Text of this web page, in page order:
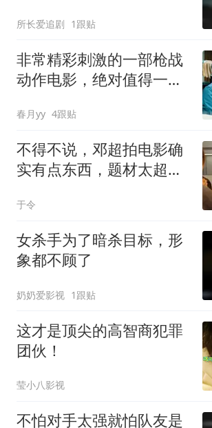
所长爱追剧 1跟贴
非常精彩刺激的一部枪战
动作电影，绝对值得一
春月yy 4跟贴
不得不说，邓超拍电影确
实有点东西，题材太超前
于令
女杀手为了暗杀目标，形
象都不顾了
奶奶爱影视 1跟贴
这才是顶尖的高智商犯罪
团伙！
莹小八影视
不怕对手太强就怕队友是